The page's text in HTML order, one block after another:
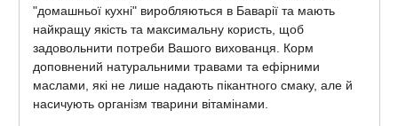
"домашньої кухні" виробляються в Баварії та мають
найкращу якість та максимальну користь, щоб
задовольнити потреби Вашого вихованця. Корм
доповнений натуральними травами та ефірними
маслами, які не лише надають пікантного смаку, але й
насичують організм тварини вітамінами.